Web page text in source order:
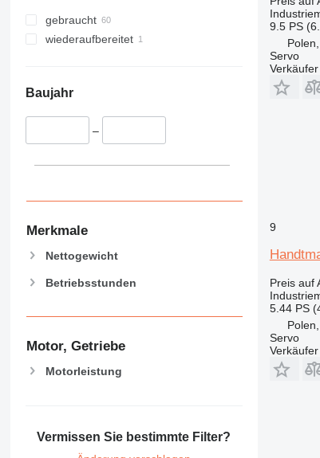
gebraucht
wiederaufbereitet
Baujahr
–
Merkmale
Nettogewicht
Betriebsstunden
Motor, Getriebe
Motorleistung
Vermissen Sie bestimmte Filter?
9.5 PS
Servo
9
Preis auf
5.44 PS
Servo